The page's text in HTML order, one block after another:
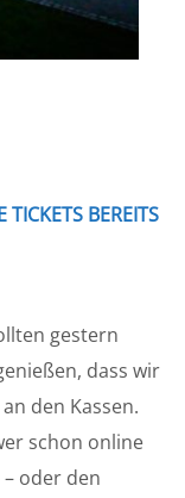
TICKETS BEREITS
gestern
dass wir
den Kassen.
schon online
oder den